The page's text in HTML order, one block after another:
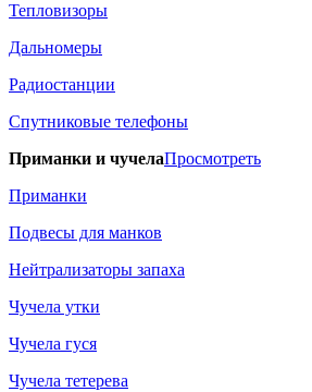
Тепловизоры
Дальномеры
Радиостанции
Спутниковые телефоны
Приманки и чучелаПросмотреть
Приманки
Подвесы для манков
Нейтрализаторы запаха
Чучела утки
Чучела гуся
Чучела тетерева